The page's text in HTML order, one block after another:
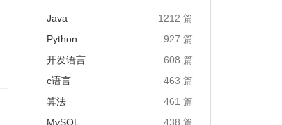
Java
1212 篇
Python
927 篇
开发语言
608 篇
c语言
463 篇
算法
461 篇
MySQL
438 篇